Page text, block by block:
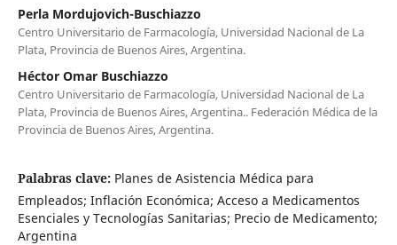
Perla Mordujovich-Buschiazzo
Centro Universitario de Farmacología, Universidad Nacional de La
Plata, Provincia de Buenos Aires, Argentina.
Héctor Omar Buschiazzo
Centro Universitario de Farmacología, Universidad Nacional de La
Plata, Provincia de Buenos Aires, Argentina.. Federación Médica de la
Provincia de Buenos Aires, Argentina.
Palabras clave: Planes de Asistencia Médica para
Empleados; Inflación Económica; Acceso a Medicamentos
Esenciales y Tecnologías Sanitarias; Precio de Medicamento;
Argentina